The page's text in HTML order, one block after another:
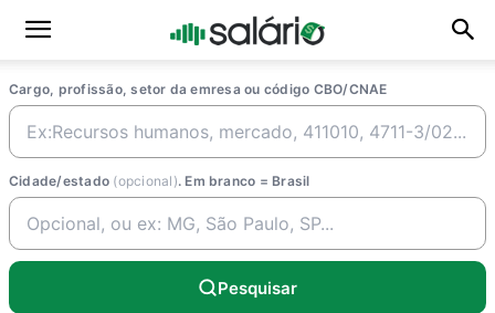
Cargo, profissão, setor da emresa ou código CBO/CNAE
Cidade/estado (opcional). Em branco = Brasil
Pesquisar